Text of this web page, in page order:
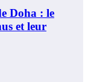
Doha : le
et leur